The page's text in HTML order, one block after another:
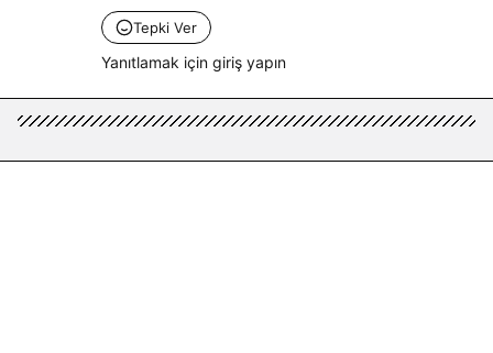
Tepki Ver
Yanıtlamak için giriş yapın